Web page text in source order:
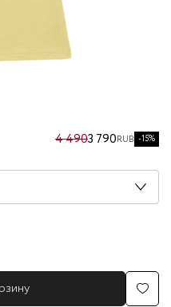
4 4903 790RUB -15%